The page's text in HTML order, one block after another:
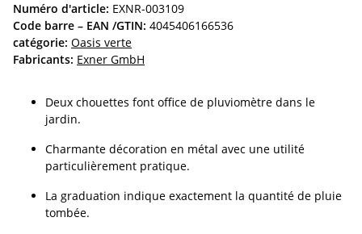
Numéro d'article: EXNR-003109
Code barre – EAN /GTIN: 4045406166536
catégorie: Oasis verte
Fabricants: Exner GmbH
Deux chouettes font office de pluviomètre dans le
jardin.
Charmante décoration en métal avec une utilité
particulièrement pratique.
La graduation indique exactement la quantité de pluie
tombée.